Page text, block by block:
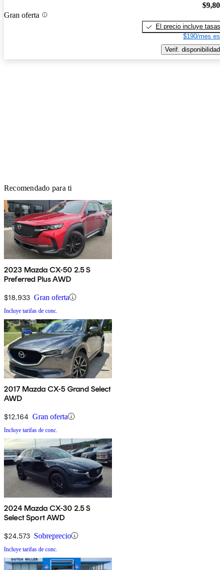
Gran oferta
El precio incluye tasas
$190/mes
Verif. disponibilidad
Recomendado para ti
2023 Mazda CX-50 2.5 S
Preferred Plus AWD
$18,933 Gran oferta
Incluye tarifas de conc.
2017 Mazda CX-5 Grand Select
AWD
$12,164 Gran oferta
Incluye tarifas de conc.
2024 Mazda CX-30 2.5 S
Select Sport AWD
$24,573 Sobreprecio
Incluye tarifas de conc.